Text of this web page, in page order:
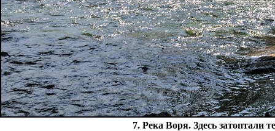
7. Река Воря. Здесь затоптали